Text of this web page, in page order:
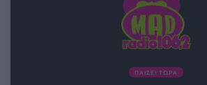
ΠΑΙΖΕΙ ΤΩΡΑ